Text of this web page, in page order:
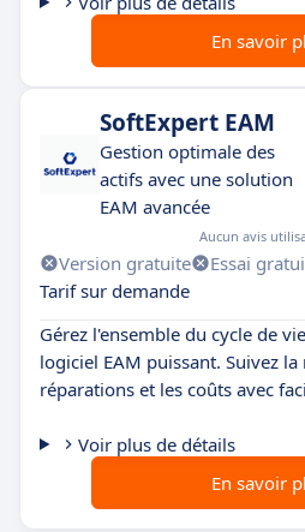
En savoir
SoftExpert EAM
Gestion optimale des
actifs avec une solution
EAM avancée
Aucun avis
Version gratuite Essai
Tarif sur demande
Gérez l'ensemble du cycle de
logiciel EAM puissant. Suivez
réparations et les coûts avec
Voir plus de détails
En savoir